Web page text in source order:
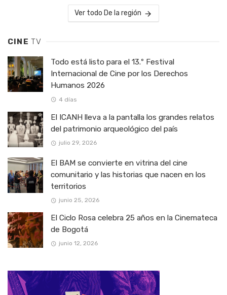
Ver todo De la región
CINETV
Todo está listo para el 13.º Festival
Internacional de Cine por los Derechos
Humanos 2026
4 días
El ICANH lleva a la pantalla los grandes relatos
del patrimonio arqueológico del país
julio 29, 2026
El BAM se convierte en vitrina del cine
comunitario y las historias que nacen en los
territorios
junio 25, 2026
El Ciclo Rosa celebra 25 años en la Cinemateca
de Bogotá
junio 12, 2026